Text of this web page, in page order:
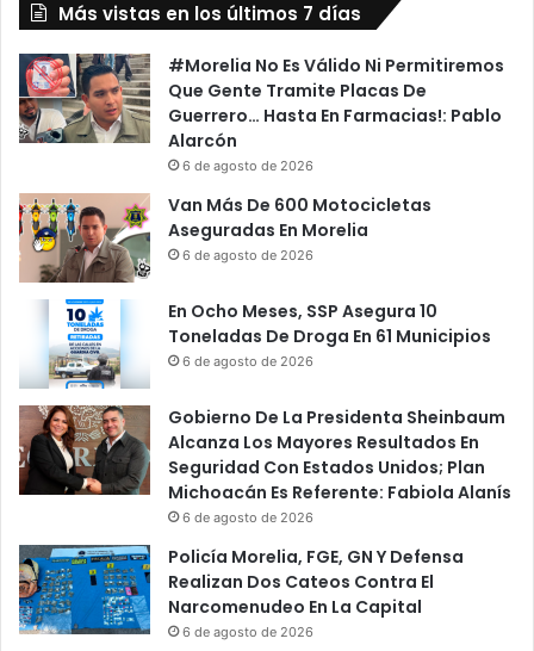
Más vistas en los últimos 7 días
#Morelia No Es Válido Ni Permitiremos
Que Gente Tramite Placas De
Guerrero… Hasta En Farmacias!: Pablo
Alarcón
6 de agosto de 2026
Van Más De 600 Motocicletas
Aseguradas En Morelia
6 de agosto de 2026
En Ocho Meses, SSP Asegura 10
Toneladas De Droga En 61 Municipios
6 de agosto de 2026
Gobierno De La Presidenta Sheinbaum
Alcanza Los Mayores Resultados En
Seguridad Con Estados Unidos; Plan
Michoacán Es Referente: Fabiola Alanís
6 de agosto de 2026
Policía Morelia, FGE, GN Y Defensa
Realizan Dos Cateos Contra El
Narcomenudeo En La Capital
6 de agosto de 2026